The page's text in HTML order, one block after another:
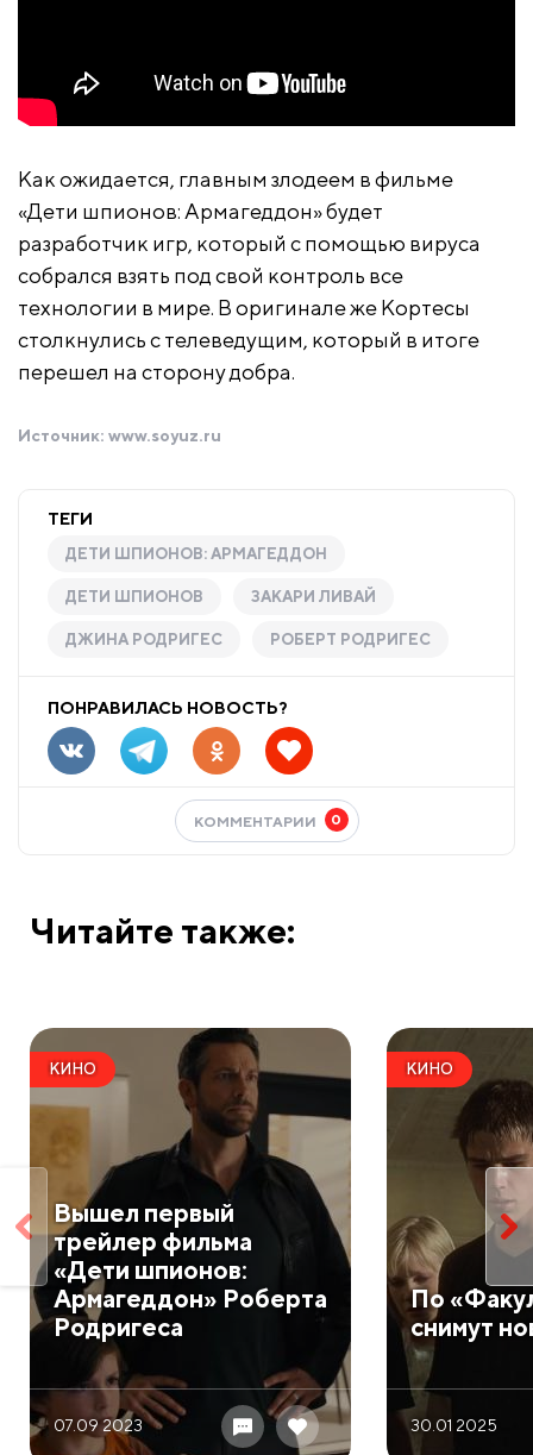
Как ожидается, главным злодеем в фильме
«Дети шпионов: Армагеддон» будет
разработчик игр, который с помощью вируса
собрался взять под свой контроль все
технологии в мире. В оригинале же Кортесы
столкнулись с телеведущим, который в итоге
перешел на сторону добра.
Источник: www.soyuz.ru
ТЕГИ
ДЕТИ ШПИОНОВ: АРМАГЕДДОН
ДЕТИ ШПИОНОВ ЗАКАРИ ЛИВАЙ
ДЖИНА РОДРИГЕС РОБЕРТ РОДРИГЕС
ПОНРАВИЛАСЬ НОВОСТЬ?
КОММЕНТАРИИ 0
Читайте также:
КИНО
Вышел первый
трейлер фильма
«Дети шпионов:
Армагеддон» Роберта
Родригеса
07.09 2023
КИНО
По
снимут
30.01 2025